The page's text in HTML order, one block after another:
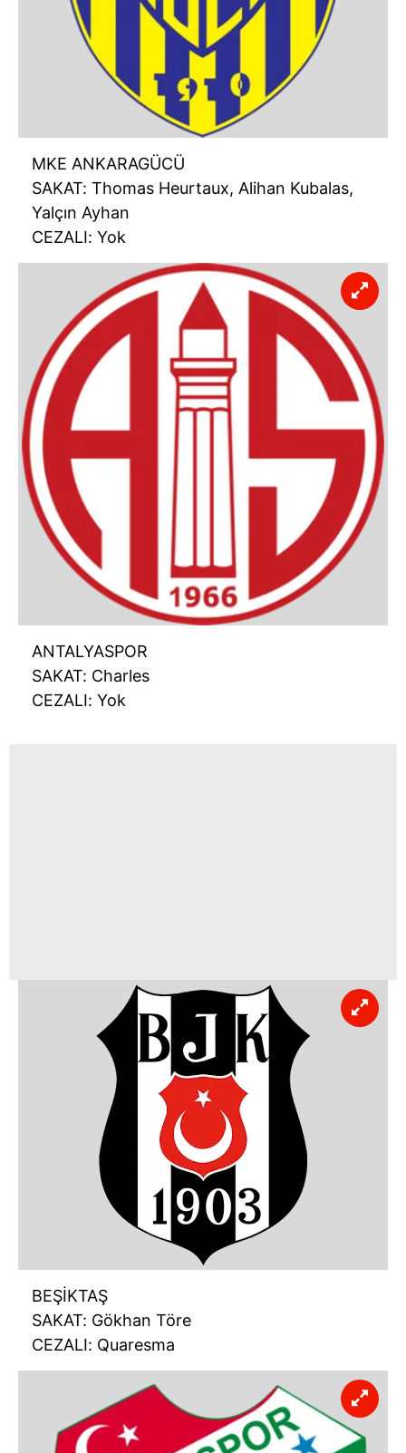
MKE ANKARAGÜCÜ
SAKAT: Thomas Heurtaux, Alihan Kubalas,
Yalçın Ayhan
CEZALI: Yok
ANTALYASPOR
SAKAT: Charles
CEZALI: Yok
BEŞİKTAŞ
SAKAT: Gökhan Töre
CEZALI: Quaresma